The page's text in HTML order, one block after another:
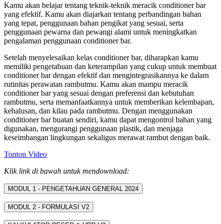
Kamu akan belajar tentang teknik-teknik meracik conditioner bar
yang efektif. Kamu akan diajarkan tentang perbandingan bahan
yang tepat, penggunaan bahan pengikat yang sesuai, serta
penggunaan pewarna dan pewangi alami untuk meningkatkan
pengalaman penggunaan conditioner bar.
Setelah menyelesaikan kelas conditioner bar, diharapkan kamu
memiliki pengetahuan dan keterampilan yang cukup untuk membuat
conditioner bar dengan efektif dan mengintegrasikannya ke dalam
rutinitas perawatan rambutmu. Kamu akan mampu meracik
conditioner bar yang sesuai dengan preferensi dan kebutuhan
rambutmu, serta memanfaatkannya untuk memberikan kelembapan,
kehalusan, dan kilau pada rambutmu. Dengan menggunakan
conditioner bar buatan sendiri, kamu dapat mengontrol bahan yang
digunakan, mengurangi penggunaan plastik, dan menjaga
keseimbangan lingkungan sekaligus merawat rambut dengan baik.
Tonton Video
Klik link di bawah untuk mendownload:
MODUL 1 - PENGETAHUAN GENERAL 2024
MODUL 2 - FORMULASI V2